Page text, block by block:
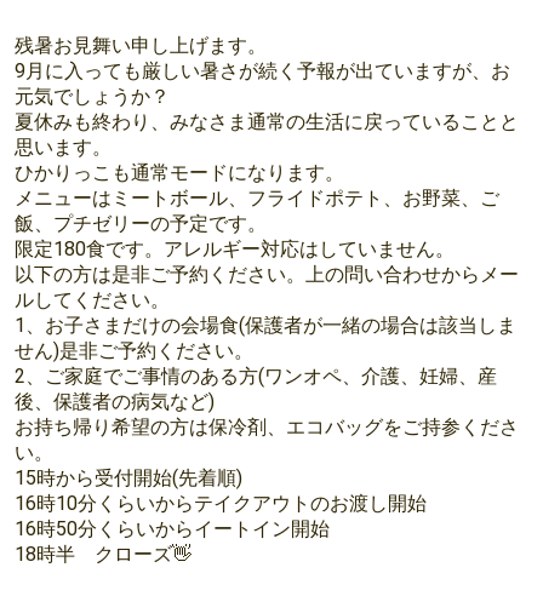
残暑お見舞い申し上げます。
9月に入っても厳しい暑さが続く予報が出ていますが、お